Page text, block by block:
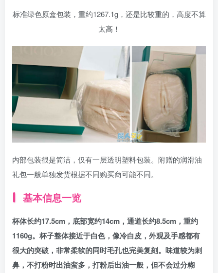
标准绿色原盒包装，重约1267.1g，还是比较重的，高度不算
太高！
内部包装很是简洁，仅有一层透明塑料包装。附赠的润滑油
礼包一般单独发货根据不同购买商可能不同。
基本信息一览
杯体长约17.5cm，底部宽约14cm，通道长约8.5cm，重约
1160g。杯子整体接近于白色，像冷白皮，外观及手感都有
很大的突破，非常柔软的同时毛孔也完美复刻。味道较为刺
鼻，不打粉时出油蛮多，打粉后出油一般，但不会过分糊